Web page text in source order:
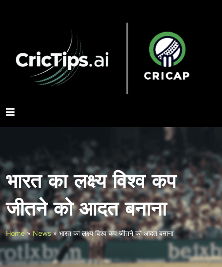
भारत का लक्ष्य विश्व कप
जीतने को आदत बनाना
Home» News» भारत का लक्ष्य विश्व कप जीतने को आदत बनाना